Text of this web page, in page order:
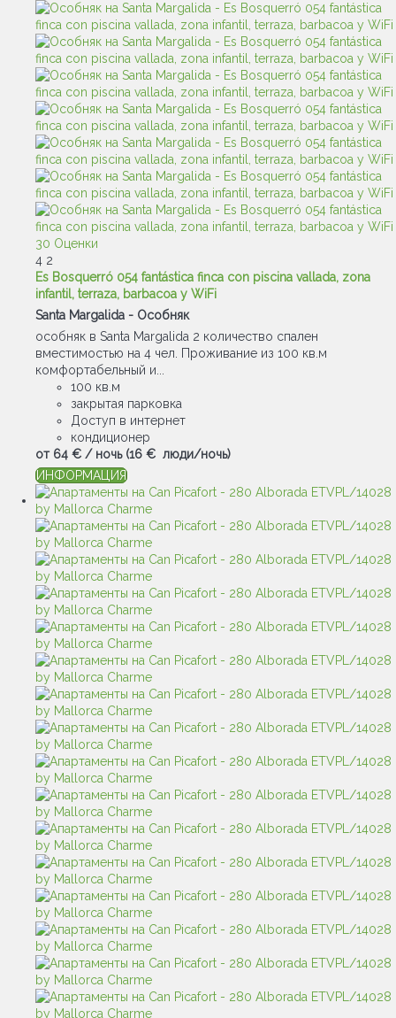
30 Оценки
4 2
Es Bosquerró 054 fantástica finca con piscina vallada, zona
infantil, terraza, barbacoa y WiFi
Santa Margalida - Особняк
особняк в Santa Margalida 2 количество спален
вместимостью на 4 чел. Проживание из 100 кв.м
комфортабельный и...
100 кв.м
закрытая парковка
Доступ в интернет
кондиционер
от 64 € / ночь (16 € люди/ночь)
ИНФОРМАЦИЯ